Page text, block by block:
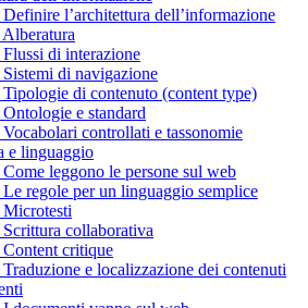
l’architettura dell’informazione
di interazione
di navigazione
di contenuto (content type)
e standard
controllati e tassonomie
e linguaggio
leggono le persone sul web
regole per un linguaggio semplice
collaborativa
critique
e localizzazione dei contenuti